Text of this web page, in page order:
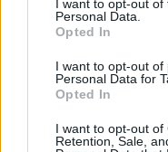
I want to opt-out of
Personal Data.
Opted In
I want to opt-out of
Personal Data for
Opted In
I want to opt-out of
Retention, Sale,
ΡΟΗ ΕΙΔΗΣΕΩΝ
ΕΠΙΚΑΙΡΟΤΗΤΑ
ΠΕΡΙΦΕΡΕΙΕΣ
ΣΥΝΕΝΤΕΥΞΕΙΣ